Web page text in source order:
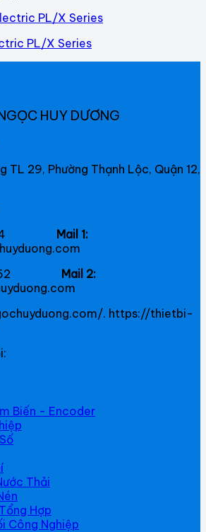
PL/X Series
HUY DƯƠNG
TL 29, Phường Thạnh Lộc, Quận 12,
Mail 1:
Mail 2:
. https://thietbi-
Biến - Encoder
Thải
Hợp
Công Nghiệp